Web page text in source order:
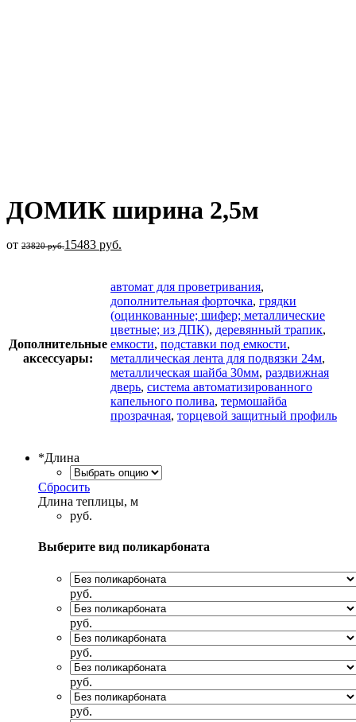
ДОМИК ширина 2,5м
от 23820руб.15483 руб.
Дополнительные
аксессуары:
автомат для проветривания,
дополнительная форточка, грядки
(оцинкованные; шифер; металлические
цветные; из ДПК), деревянный трапик,
емкости, подставки под емкости,
металлическая лента для подвязки 24м,
металлическая шайба 30мм, раздвижная
дверь, система автоматизированного
капельного полива, термошайба
прозрачная, торцевой защитный профиль
*Длина
Сбросить
Длина теплицы, м
руб.
Выберите вид поликарбоната
руб.
руб.
руб.
руб.
руб.